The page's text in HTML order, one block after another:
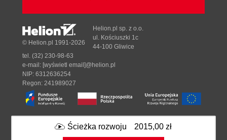
Ścieżka rozwoju 2015,00 zł
Designed with ♥ by Tonik.pl
© Helion.pl 1991-2026
Helion.pl sp. z o.o.
ul. Kościuszki 1c
44-100 Gliwice
tel. (32) 230-98-63
e-mail: [wyświetl email]@helion.pl
NIP: 6312636254
Regon: 241989027